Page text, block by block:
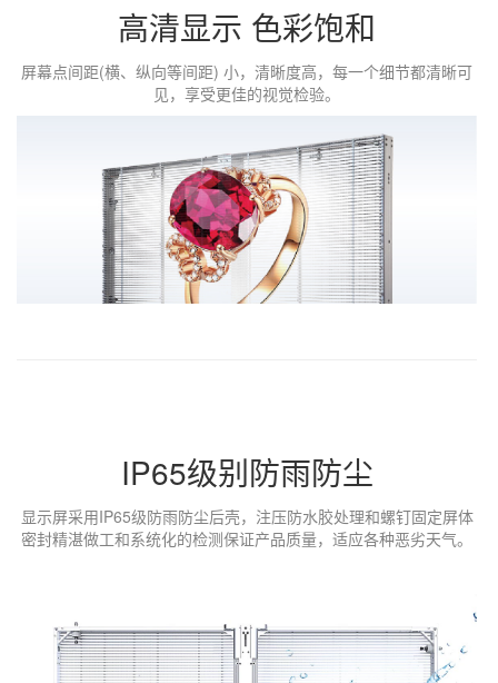
高清显示 色彩饱和
屏幕点间距(横、纵向等间距) 小，清晰度高，每一个细节都清晰可
见，享受更佳的视觉检验。
IP65级别防雨防尘
显示屏采用IP65级防雨防尘后壳，注压防水胶处理和螺钉固定屏体
密封精湛做工和系统化的检测保证产品质量，适应各种恶劣天气。